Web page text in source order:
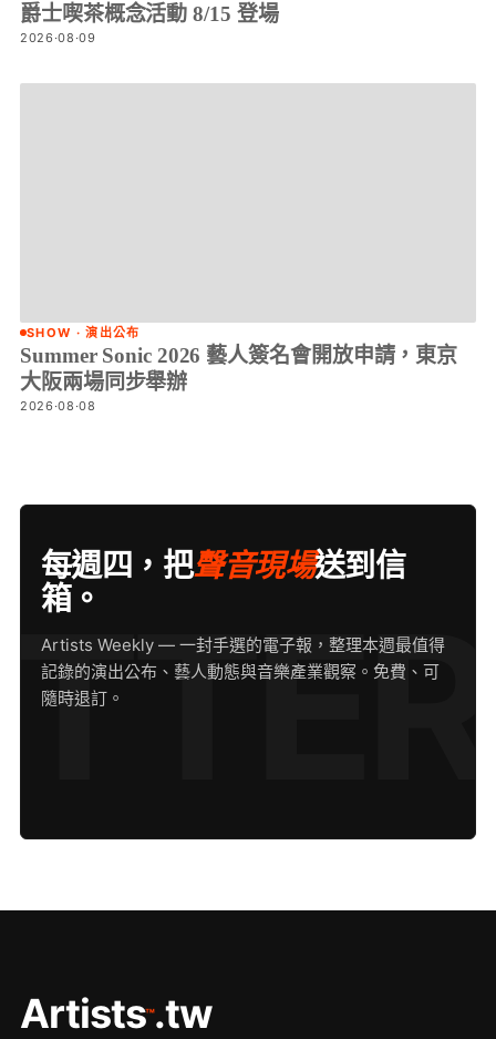
爵士喫茶概念活動 8/15 登場
2026·08·09
SHOW · 演出公布
Summer Sonic 2026 藝人簽名會開放申請，東京
大阪兩場同步舉辦
2026·08·08
每週四，把聲音現場送到信
箱。
Artists Weekly — 一封手選的電子報，整理本週最值得
記錄的演出公布、藝人動態與音樂產業觀察。免費、可
隨時退訂。
Artists™.tw